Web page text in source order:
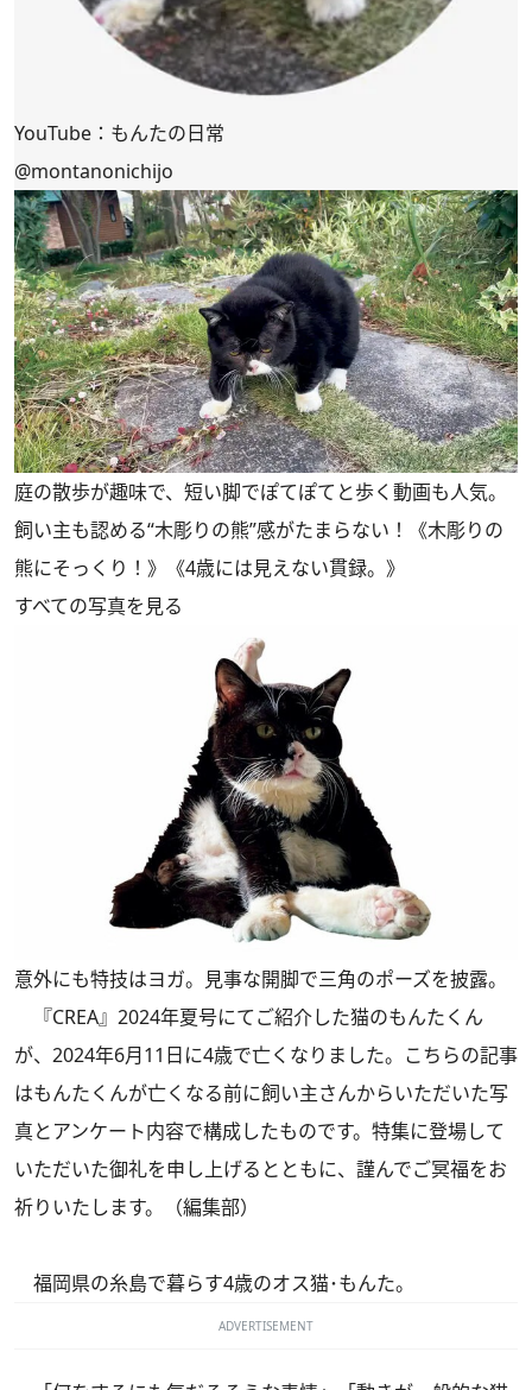
YouTube：もんたの日常
@montanonichijo
庭の散歩が趣味で、短い脚でぽてぽてと歩く動画も人気。
飼い主も認める“木彫りの熊”感がたまらない！《木彫りの
熊にそっくり！》《4歳には見えない貫録。》
すべての写真を見る
意外にも特技はヨガ。見事な開脚で三角のポーズを披露。
『CREA』2024年夏号にてご紹介した猫のもんたくん
が、2024年6月11日に4歳で亡くなりました。こちらの記事
はもんたくんが亡くなる前に飼い主さんからいただいた写
真とアンケート内容で構成したものです。特集に登場して
いただいた御礼を申し上げるとともに、謹んでご冥福をお
祈りいたします。（編集部）
福岡県の糸島で暮らす4歳のオス猫･もんた。
ADVERTISEMENT